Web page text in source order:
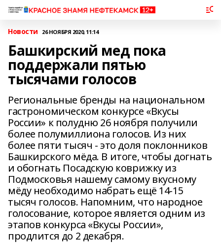
Новости 26 НОЯБРЯ 2020, 11:14
Башкирский мед пока
поддержали пятью
тысячами голосов
Региональные бренды на национальном
гастрономическом конкурсе «Вкусы
России» к полудню 26 ноября получили
более полумиллиона голосов. Из них
более пяти тысяч - это доля поклонников
Башкирского мёда. В итоге, чтобы догнать
и обогнать Посадскую коврижку из
Подмосковья нашему самому вкусному
мёду необходимо набрать ещё 14-15
тысяч голосов. Напомним, что народное
голосование, которое является одним из
этапов конкурса «Вкусы России»,
продлится до 2 декабря.